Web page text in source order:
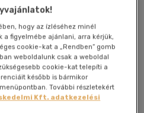
hogy az ízléséhez minél
a figyelmébe ajánlani, arra kérjük,
cookie-kat a „Rendben” gomb
weboldalunk csak a weboldal
cookie-kat telepíti a
később is bármikor
További részletekért
Kft. adatkezelési